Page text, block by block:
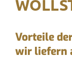
Vorteile
wir liefern